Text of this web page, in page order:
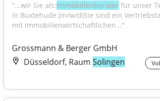
"...wir Sie als:Immobilienberater für unser
in Buxtehude (m/w/d)Sie sind ein
mit immobilienwirtschaftlichen..."
Grossmann & Berger GmbH
Düsseldorf, Raum Solingen